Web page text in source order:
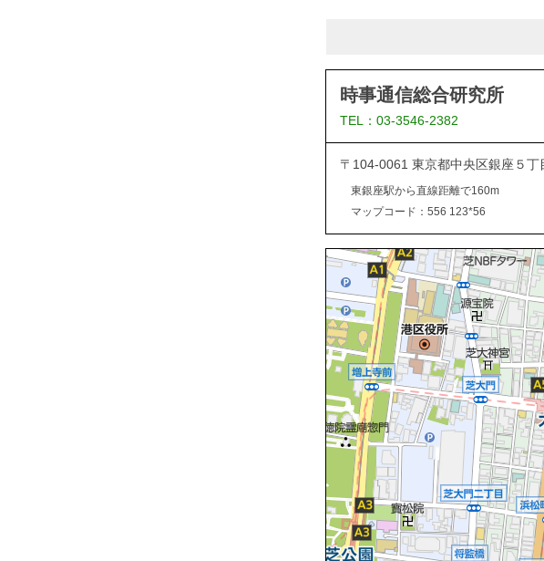
時事通信総合研究所
TEL：03-3546-2382
〒104-0061 東京都中央区銀座５丁
東銀座駅から直線距離で160m
マップコード：556 123*56